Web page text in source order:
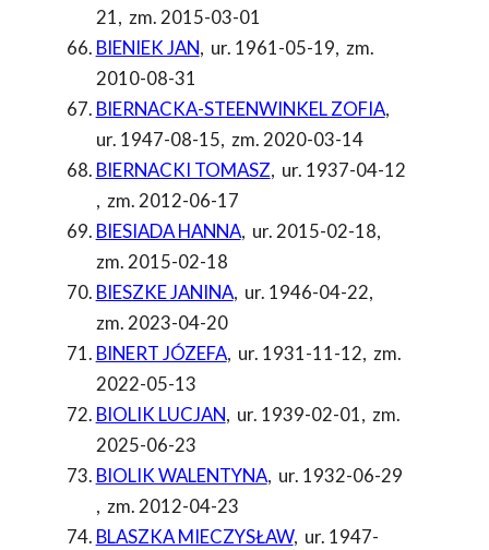
21, zm. 2015-03-01
BIENIEK JAN, ur. 1961-05-19, zm.
2010-08-31
BIERNACKA-STEENWINKEL ZOFIA,
ur. 1947-08-15, zm. 2020-03-14
BIERNACKI TOMASZ, ur. 1937-04-12
, zm. 2012-06-17
BIESIADA HANNA, ur. 2015-02-18,
zm. 2015-02-18
BIESZKE JANINA, ur. 1946-04-22,
zm. 2023-04-20
BINERT JÓZEFA, ur. 1931-11-12, zm.
2022-05-13
BIOLIK LUCJAN, ur. 1939-02-01, zm.
2025-06-23
BIOLIK WALENTYNA, ur. 1932-06-29
, zm. 2012-04-23
BLASZKA MIECZYSŁAW, ur. 1947-